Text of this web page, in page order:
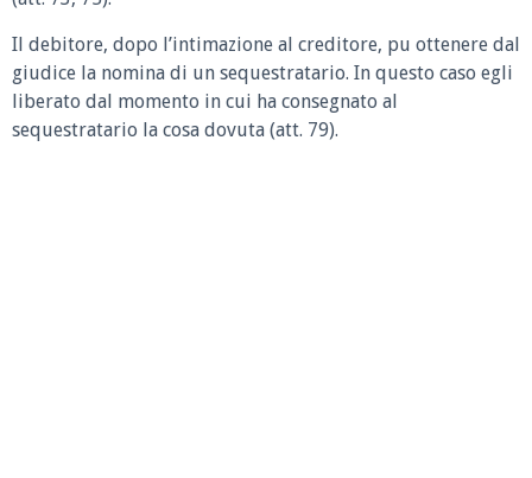
Il debitore, dopo l’intimazione al creditore, pu ottenere dal
giudice la nomina di un sequestratario. In questo caso egli
liberato dal momento in cui ha consegnato al
sequestratario la cosa dovuta (att. 79).